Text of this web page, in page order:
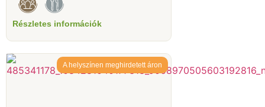
Részletes információk
A helyszínen meghirdetett áron